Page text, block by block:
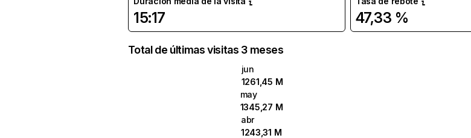
15:17 47,33 %
Total de últimas visitas 3 meses
jun
1261,45 M
may
1345,27 M
abr
1243,31 M